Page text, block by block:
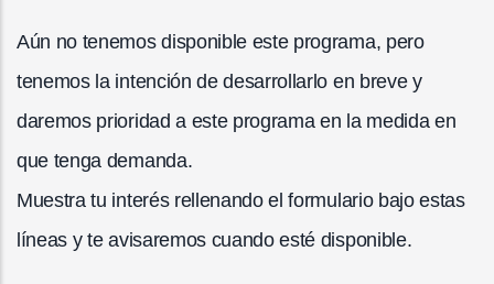
Aún no tenemos disponible este programa, pero
tenemos la intención de desarrollarlo en breve y
daremos prioridad a este programa en la medida en
que tenga demanda.
Muestra tu interés rellenando el formulario bajo estas
líneas y te avisaremos cuando esté disponible.